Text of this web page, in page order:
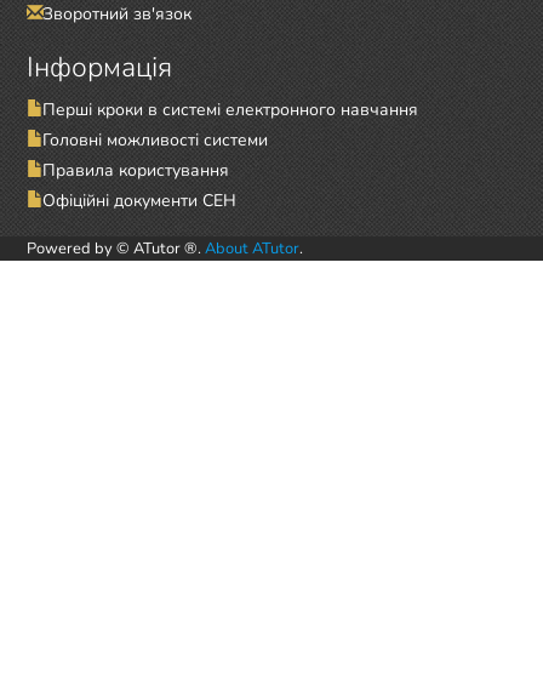
Зворотний зв'язок
Інформація
Перші кроки в системі електронного навчання
Головні можливості системи
Правила користування
Офіційні документи СЕН
Powered by © ATutor ®. About ATutor.